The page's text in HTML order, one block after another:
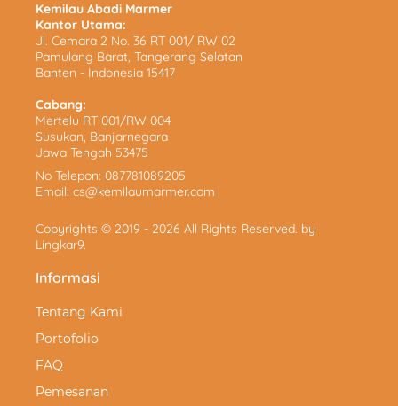
Kemilau Abadi Marmer
Kantor Utama:
Jl. Cemara 2 No. 36 RT 001/ RW 02
Pamulang Barat, Tangerang Selatan
Banten - Indonesia 15417
Cabang:
Mertelu RT 001/RW 004
Susukan, Banjarnegara
Jawa Tengah 53475
No Telepon: 087781089205
Email: cs@kemilaumarmer.com
Copyrights © 2019 - 2026 All Rights Reserved. by
Lingkar9.
Informasi
Tentang Kami
Portofolio
FAQ
Pemesanan